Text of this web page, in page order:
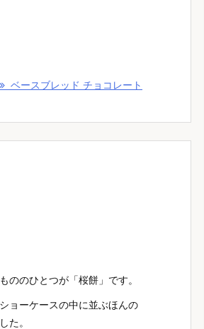
ベースブレッド チョコレート
ののひとつが「桜餅」です。
ョーケースの中に並ぶほんの
た。